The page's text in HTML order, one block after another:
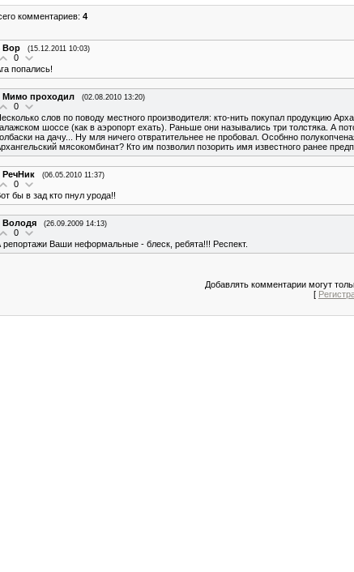
комментариев: 4
Вор (15.12.2011 10:03)
0
попались!
Мимо проходил (02.08.2010 13:20)
0
слов по поводу местного производителя: кто-нить покупал продукцию
шоссе (как в аэропорт ехать). Раньше они назывались три толстяка. А
на дачу... Ну мля ничего отвратительнее не пробовал. Особнно
мясокомбинат? Кто им позволил позорить имя известного ранее
РечНик (06.05.2010 11:37)
0
бы в зад кто пнул урода!!
Володя (26.09.2009 14:13)
0
репортажи Ваши неформальные - блеск, ребята!!! Респект.
Добавлять комментарии могут
[